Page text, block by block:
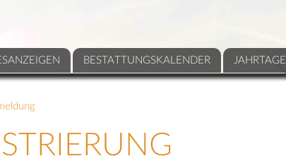
BESTATTUNGSKALENDER JAHRTAGE